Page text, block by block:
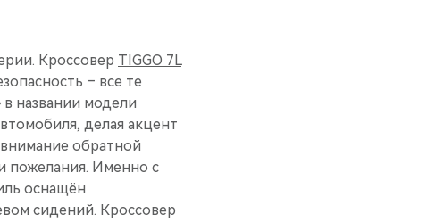
Кроссовер TIGGO 7L
– все те
названии модели
делая акцент
обратной
пожелания. Именно с
оснащён
сидений. Кроссовер